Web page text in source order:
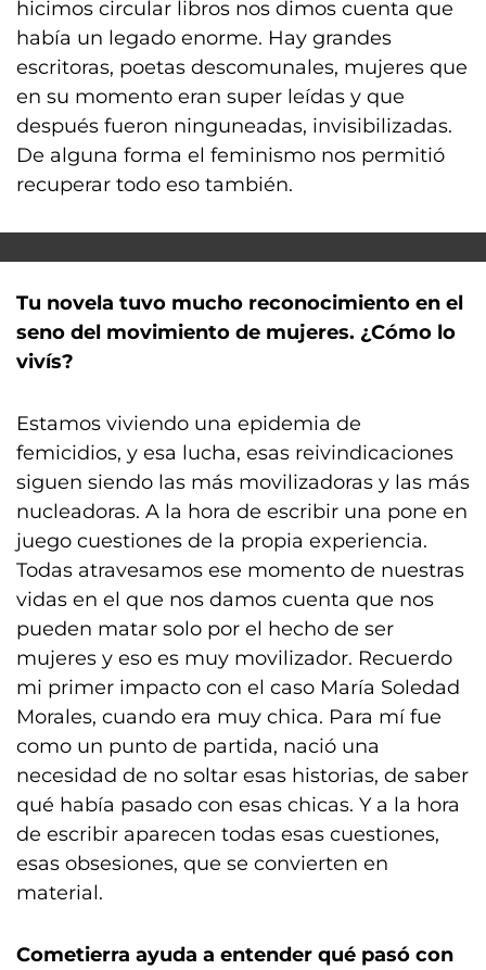
hicimos circular libros nos dimos cuenta que
había un legado enorme. Hay grandes
escritoras, poetas descomunales, mujeres que
en su momento eran super leídas y que
después fueron ninguneadas, invisibilizadas.
De alguna forma el feminismo nos permitió
recuperar todo eso también.
Tu novela tuvo mucho reconocimiento en el
seno del movimiento de mujeres. ¿Cómo lo
vivís?
Estamos viviendo una epidemia de
femicidios, y esa lucha, esas reivindicaciones
siguen siendo las más movilizadoras y las más
nucleadoras. A la hora de escribir una pone en
juego cuestiones de la propia experiencia.
Todas atravesamos ese momento de nuestras
vidas en el que nos damos cuenta que nos
pueden matar solo por el hecho de ser
mujeres y eso es muy movilizador. Recuerdo
mi primer impacto con el caso María Soledad
Morales, cuando era muy chica. Para mí fue
como un punto de partida, nació una
necesidad de no soltar esas historias, de saber
qué había pasado con esas chicas. Y a la hora
de escribir aparecen todas esas cuestiones,
esas obsesiones, que se convierten en
material.
Cometierra ayuda a entender qué pasó con